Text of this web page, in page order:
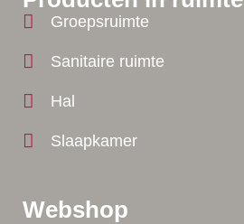
Webshop
Groepsruimte
Sanitaire ruimte
Hal
Slaapkamer